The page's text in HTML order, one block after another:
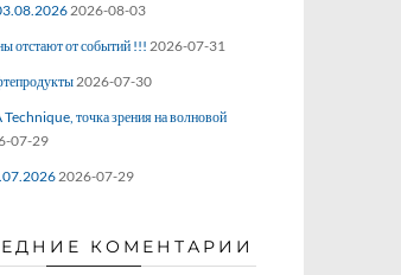
2026-08-03
отстают от событий !!!2026-07-31
2026-07-30
точка зрения на волновой
07-29
2026-07-29
КОМЕНТАРИИ